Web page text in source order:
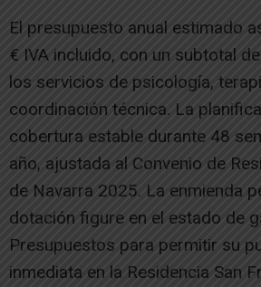
El presupuesto anual estimado
€ IVA incluido, con un subtotal
los servicios de psicología,
coordinación técnica. La
cobertura estable durante 48
año, ajustada al Convenio de
de Navarra 2025. La enmienda
dotación figure en el estado de
Presupuestos para permitir su
inmediata en la Residencia San